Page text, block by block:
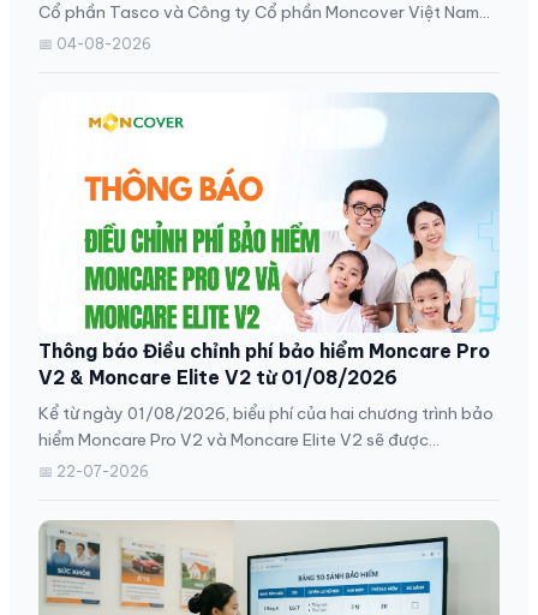
Cổ phần Tasco và Công ty Cổ phần Moncover Việt Nam
đã...
📅 04-08-2026
Thông báo Điều chỉnh phí bảo hiểm Moncare Pro
V2 & Moncare Elite V2 từ 01/08/2026
Kể từ ngày 01/08/2026, biểu phí của hai chương trình bảo
hiểm Moncare Pro V2 và Moncare Elite V2 sẽ được...
📅 22-07-2026